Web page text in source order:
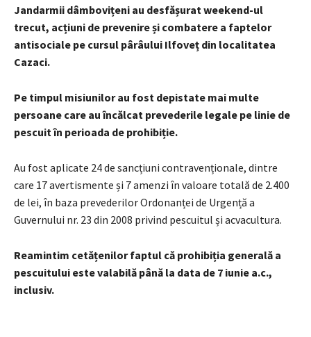
Jandarmii dâmbovițeni au desfășurat weekend-ul
trecut, acțiuni de prevenire și combatere a faptelor
antisociale pe cursul pârâului Ilfoveț din localitatea
Cazaci.
Pe timpul misiunilor au fost depistate mai multe
persoane care au încălcat prevederile legale pe linie de
pescuit în perioada de prohibiție.
Au fost aplicate 24 de sancțiuni contravenționale, dintre
care 17 avertismente și 7 amenzi în valoare totală de 2.400
de lei, în baza prevederilor Ordonanței de Urgență a
Guvernului nr. 23 din 2008 privind pescuitul și acvacultura.
Reamintim cetățenilor faptul că prohibiția generală a
pescuitului este valabilă până la data de 7 iunie a.c.,
inclusiv.